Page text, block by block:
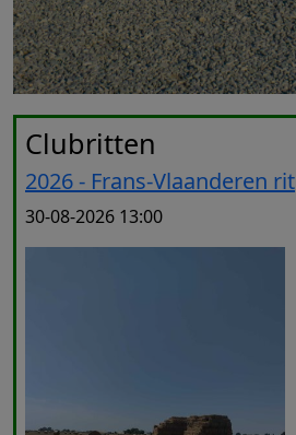
Clubritten
2026 - Frans-Vlaanderen rit
30-08-2026 13:00